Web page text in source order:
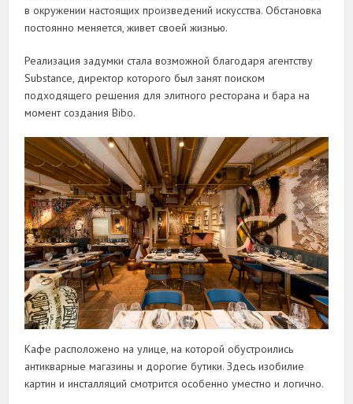
в окружении настоящих произведений искусства. Обстановка
постоянно меняется, живет своей жизнью.
Реализация задумки стала возможной благодаря агентству
Substance, директор которого был занят поиском
подходящего решения для элитного ресторана и бара на
момент создания Bibo.
Кафе расположено на улице, на которой обустроились
антикварные магазины и дорогие бутики. Здесь изобилие
картин и инсталляций смотрится особенно уместно и логично.